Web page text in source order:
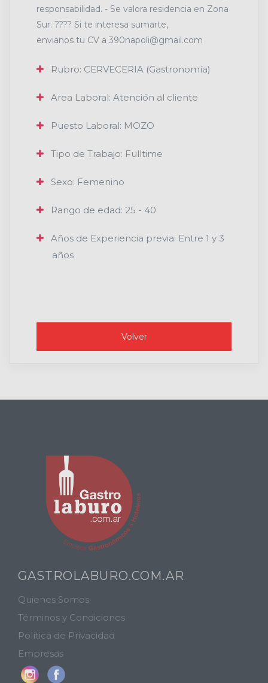
responsabilidad. - Se valora residencia en Zona
Sur. ???? Si te interesa sumarte,
envianos tu CV a 390napoli@gmail.com
Rubro: CERVECERIA (Gastronomía)
Area Laboral: Atención al cliente
Puesto Laboral: MOZO
Tipo de Trabajo: Fulltime
Sexo: Femenino
Rango de edad: 25 - 40
Años de Experiencia previa: Entre 1 y 3
años
Volver
GASTROLABURO.COM.AR
Quienes Somos
Términos y Condiciones
Política de Privacidad
Empresas